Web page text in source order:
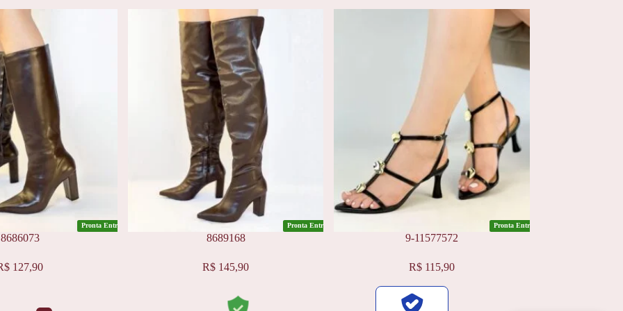
Pronta Entrega
8686073
127,90
Pronta Entrega
8689168
R$ 145,90
Pronta Entrega
9-11577572
R$115,90